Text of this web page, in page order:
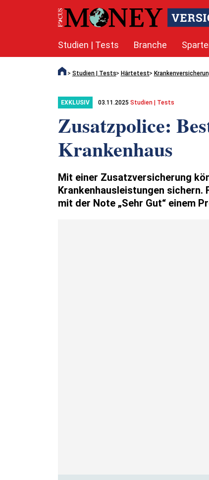
Studien | Tests Branche
Studien | Tests Härtetest
EXKLUSIV 03.11.2025 Studien | Tests
Zusatzpolice:
Krankenhaus
Mit einer Zusatzversicherung
Krankenhausleistungen sichern.
mit der Note „Sehr Gut“ einem